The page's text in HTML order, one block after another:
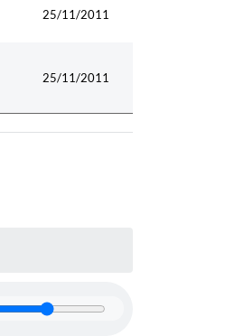
25/11/2011
25/11/2011